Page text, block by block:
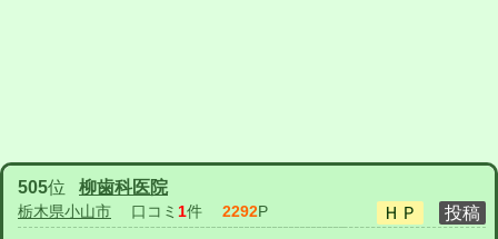
505位 柳歯科医院
栃木県小山市 口コミ 1件 2292P